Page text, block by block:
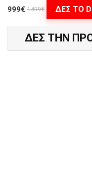
999€ 1499€ ΔΕΣ ΤΟ
ΔΕΣ ΤΗΝ